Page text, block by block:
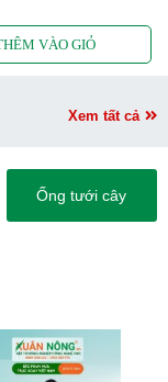
Ống tưới cây
Xem tất cả